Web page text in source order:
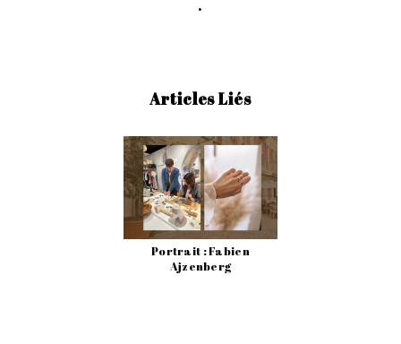
Articles Liés
Portrait : Fabien
Ajzenberg